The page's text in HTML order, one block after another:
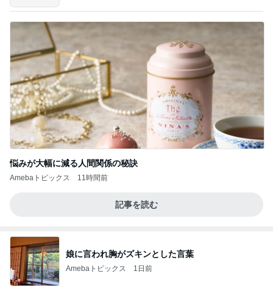
悩みが大幅に減る人間関係の秘訣
Amebaトピックス 11時間前
記事を読む
娘に言われ胸がズキンとした言葉
Amebaトピックス 1日前